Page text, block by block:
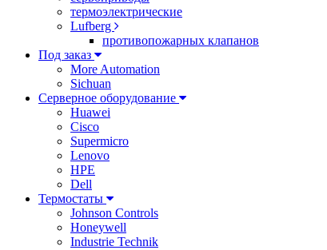
термоэлектрические
Lufberg
противопожарных клапанов
Под заказ
More Automation
Sichuan
Серверное оборудование
Huawei
Cisco
Supermicro
Lenovo
HPE
Dell
Термостаты
Johnson Controls
Honeywell
Industrie Technik